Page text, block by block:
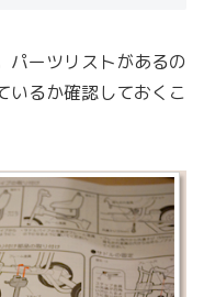
パーツリストがあるの
いるか確認しておくこ